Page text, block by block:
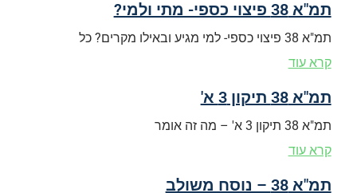
תמ"א 38 פיצוי כספי- מתי ולמי?
תמ"א 38 פיצוי כספי- למי מגיע ובאילו מקרים? כל
קרא עוד
תמ"א 38 תיקון 3 א'
תמ"א 38 תיקון 3 א' – מה זה אומר
קרא עוד
תמ"א 38 – נוסח משולב